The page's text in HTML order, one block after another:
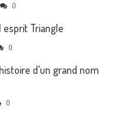
0
esprit Triangle
0
d’un grand nom
0